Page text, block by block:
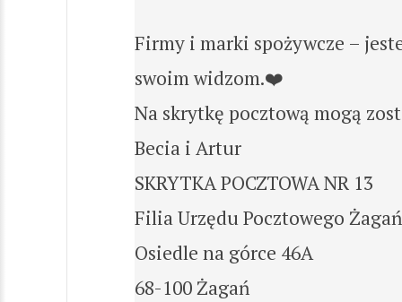
Firmy i marki spożywcze –
swoim widzom.❤️
Na skrytkę pocztową mogą
Becia i Artur
SKRYTKA POCZTOWA NR 13
Filia Urzędu Pocztowego
Osiedle na górce 46A
68-100 Żagań